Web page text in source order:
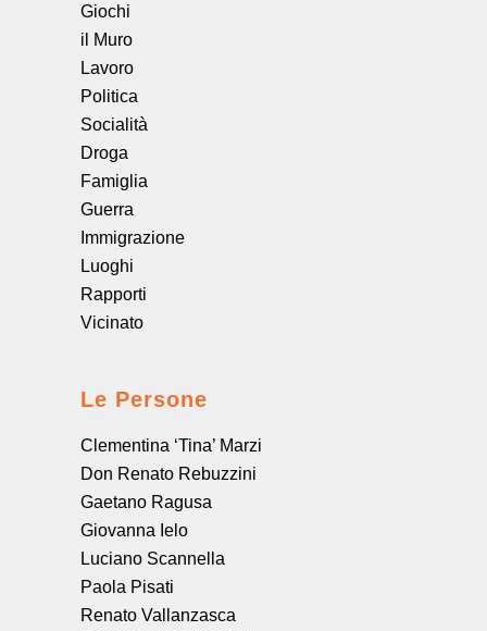
Giochi
il Muro
Lavoro
Politica
Socialità
Droga
Famiglia
Guerra
Immigrazione
Luoghi
Rapporti
Vicinato
Le Persone
Clementina ‘Tina’ Marzi
Don Renato Rebuzzini
Gaetano Ragusa
Giovanna Ielo
Luciano Scannella
Paola Pisati
Renato Vallanzasca